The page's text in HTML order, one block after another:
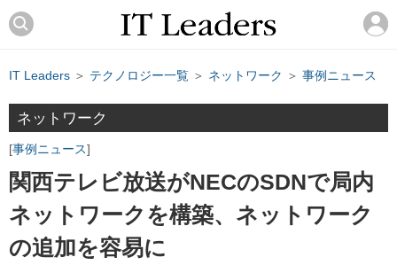
IT Leaders ＞ テクノロジー一覧 ＞ ネットワーク ＞ 事例ニュース
ネットワーク
事例ニュース
関西テレビ放送がNECのSDNで局内
ネットワークを構築、ネットワーク
の追加を容易に